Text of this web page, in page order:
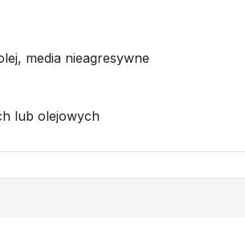
media nieagresywne
lub olejowych